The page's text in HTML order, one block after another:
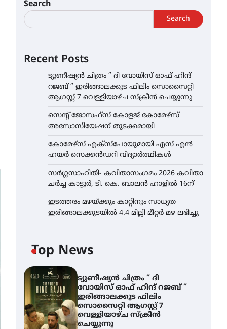
Search
Search
Recent Posts
ട്യുണീഷ്യൻ ചിത്രം ” ദി വോയിസ് ഓഫ് ഹിന്ദ്
റജബ് ” ഇരിങ്ങാലക്കുട ഫിലിം സൊസൈറ്റി
ആഗസ്റ്റ് 7 വെള്ളിയാഴ്ച സ്‌ക്രീൻ ചെയ്യുന്നു
സെന്റ് ജോസഫ്സ് കോളജ് കോമേഴ്‌സ്
അസോസിയേഷന് തുടക്കമായി
കോമേഴ്സ് എക്സ്പോയുമായി എസ് എൻ
ഹയർ സെക്കൻഡറി വിദ്യാർത്ഥികൾ
സർഗ്ഗസാഹിതി- കവിതാസംഗമം 2026 കവിതാ
ചർച്ച കാട്ടൂർ, ടി. കെ. ബാലൻ ഹാളിൽ 16ന്
ഇടത്തരം മഴയ്ക്കും കാറ്റിനും സാധ്യത
ഇരിങ്ങാലക്കുടയിൽ 4.4 മില്ലി മീറ്റർ മഴ ലഭിച്ചു
Top News
ട്യുണീഷ്യൻ ചിത്രം ” ദി
വോയിസ് ഓഫ് ഹിന്ദ് റജബ് ”
ഇരിങ്ങാലക്കുട ഫിലിം
സൊസൈറ്റി ആഗസ്റ്റ് 7
വെള്ളിയാഴ്ച സ്‌ക്രീൻ
ചെയ്യുന്നു